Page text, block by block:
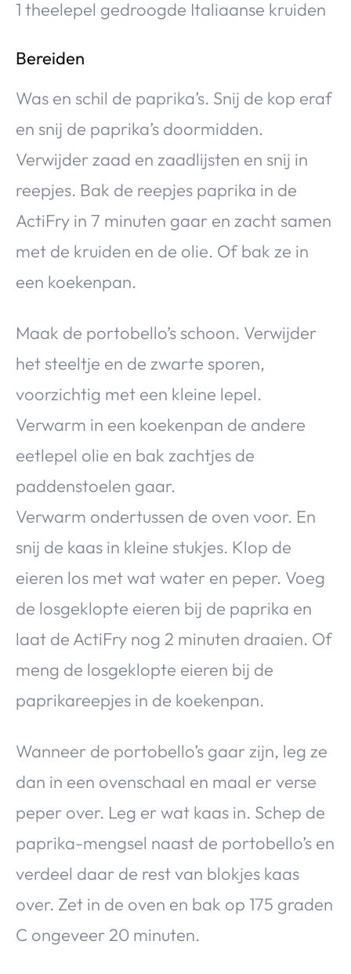
1 theelepel gedroogde Italiaanse kruiden
Bereiden
Was en schil de paprika’s. Snij de kop eraf
en snij de paprika’s doormidden.
Verwijder zaad en zaadlijsten en snij in
reepjes. Bak de reepjes paprika in de
ActiFry in 7 minuten gaar en zacht samen
met de kruiden en de olie. Of bak ze in
een koekenpan.
Maak de portobello’s schoon. Verwijder
het steeltje en de zwarte sporen,
voorzichtig met een kleine lepel.
Verwarm in een koekenpan de andere
eetlepel olie en bak zachtjes de
paddenstoelen gaar.
Verwarm ondertussen de oven voor. En
snij de kaas in kleine stukjes. Klop de
eieren los met wat water en peper. Voeg
de losgeklopte eieren bij de paprika en
laat de ActiFry nog 2 minuten draaien. Of
meng de losgeklopte eieren bij de
paprikareepjes in de koekenpan.
Wanneer de portobello’s gaar zijn, leg ze
dan in een ovenschaal en maal er verse
peper over. Leg er wat kaas in. Schep de
paprika-mengsel naast de portobello’s en
verdeel daar de rest van blokjes kaas
over. Zet in de oven en bak op 175 graden
C ongeveer 20 minuten.